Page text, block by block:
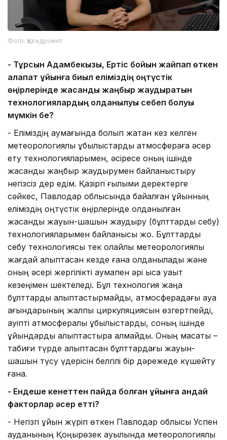
Фото: Қазгидромет
- Тұрсын Адамбекқызы, Ертіс бойын жайпап өткен
алапат құйынға биыл еліміздің оңтүстік
өңірлерінде жасанды жаңбыр жаудыратын
технологиялардың қолданылуы себеп болуы
мүмкін бе?
- Еліміздің аумағында болып жатқан кез келген
метеорологиялық құбылыстарды атмосфераға әсер
ету технологияларымен, әсіресе оның ішінде
жасанды жаңбыр жаудырумен байланыстыру
негізсіз дер едім. Қазіргі ғылыми деректерге
сәйкес, Павлодар облысында байқалған құйынның
еліміздің оңтүстік өңірлерінде қолданылған
жасанды жауын-шашын жаудыру (бұлттарды себу)
технологияларымен байланысы жоқ. Бұлттарды
себу технологиясы тек қолайлы метеорологиялық
жағдай қалыптасқан кезде ғана қолданылады және
оның әсері жергілікті аумақпен әрі қысқа уақыт
кезеңімен шектеледі. Бұл технология жаңа
бұлттарды қалыптастырмайды, атмосферадағы ауа
ағындарының жалпы циркуляциясын өзгертпейді,
қауіпті атмосфералық құбылыстарды, соның ішінде
құйындарды қалыптастыра алмайды. Оның мақсаты –
табиғи түрде қалыптасқан бұлттардағы жауын-
шашын түсу үдерісін белгілі бір дәрежеде күшейту
ғана.
- Ендеше кенеттен пайда болған құйынға қандай
факторлар әсер етті?
- Негізгі құйын жүріп өткен Павлодар облысы Успен
ауданының Қоңырөзек ауылында метеорологиялық